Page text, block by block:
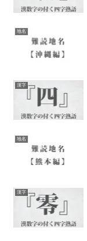
地名
漢字
地名
漢字